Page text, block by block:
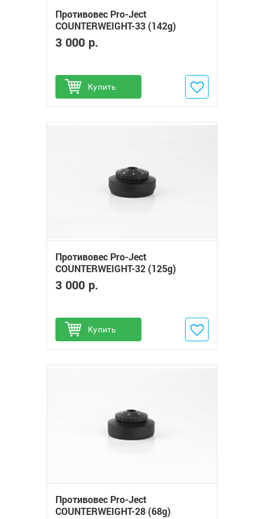
Противовес Pro-Ject
COUNTERWEIGHT-33 (142g)
3 000 р.
Купить
Добавить в избранное
Противовес Pro-Ject
COUNTERWEIGHT-32 (125g)
3 000 р.
Купить
Добавить в избранное
Противовес Pro-Ject
COUNTERWEIGHT-28 (68g)